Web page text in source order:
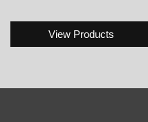
View Products